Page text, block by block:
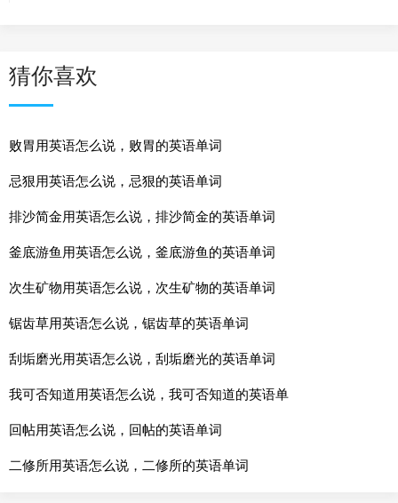
猜你喜欢
败胃用英语怎么说，败胃的英语单词
忌狠用英语怎么说，忌狠的英语单词
排沙简金用英语怎么说，排沙简金的英语单词
釜底游鱼用英语怎么说，釜底游鱼的英语单词
次生矿物用英语怎么说，次生矿物的英语单词
锯齿草用英语怎么说，锯齿草的英语单词
刮垢磨光用英语怎么说，刮垢磨光的英语单词
我可否知道用英语怎么说，我可否知道的英语单
回帖用英语怎么说，回帖的英语单词
二修所用英语怎么说，二修所的英语单词